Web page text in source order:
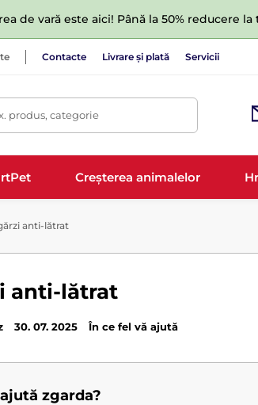
de vară este aici! Până la 50% reducere
Contacte Livrare și plată Servicii
produs, categorie
Creșterea animalelor
anti-lătrat
anti-lătrat
30. 07. 2025 În ce fel vă ajută
zgarda?